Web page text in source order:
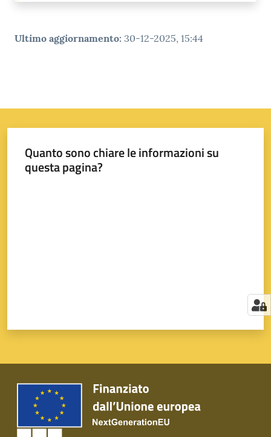
su
Ultimo aggiornamento: 30-12-2025, 15:44
Quanto sono chiare le informazioni su
questa pagina?